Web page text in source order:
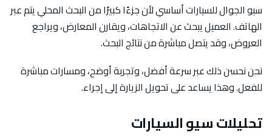
سيو الجوال للسيارات أساسي لأن جزءًا كبيرًا من البحث المحلي يتم عبر
الهاتف. العميل يبحث عن الاتجاهات، ويقارن المعارض، ويراجع
العروض، وقد يتصل مباشرة من نتائج البحث.
نحن نحسن ذلك عبر سرعة أفضل، وتجربة أوضح، ومسارات مباشرة
للفعل. وهذا يساعد على تحويل الزيارة إلى إجراء.
تحليلات سيو السيارات